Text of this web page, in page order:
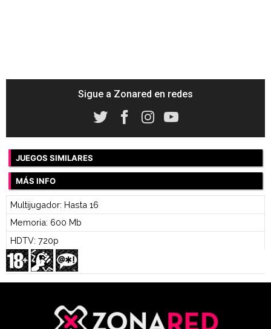
Sigue a Zonared en redes
JUEGOS SIMILARES
MÁS INFO
Multijugador: Hasta 16
Memoria: 600 Mb
HDTV: 720p